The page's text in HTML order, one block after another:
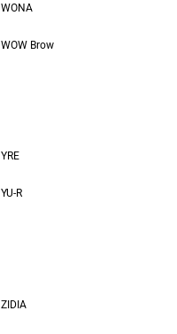
WONA
WOW Brow
YRE
YU-R
ZIDIA